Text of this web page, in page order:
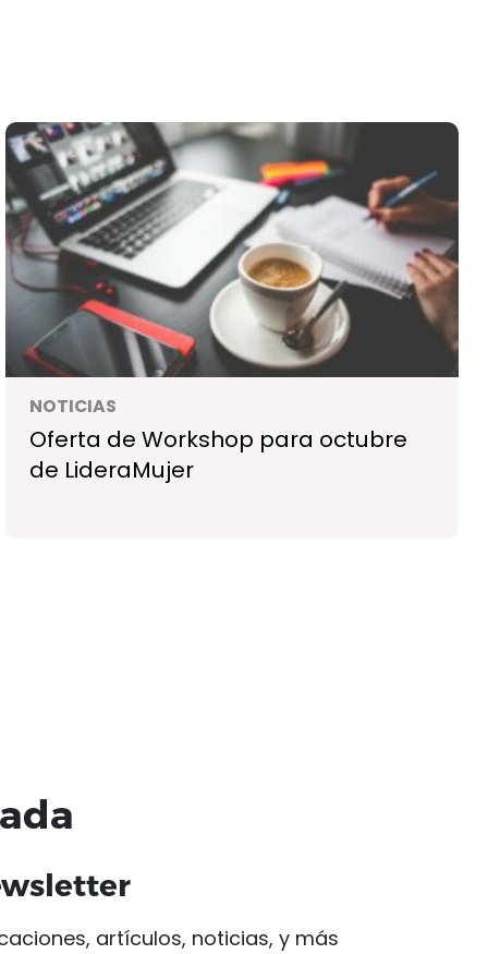
NOTICIAS
Oferta de Workshop para octubre
de LideraMujer
artículos, noticias, y más